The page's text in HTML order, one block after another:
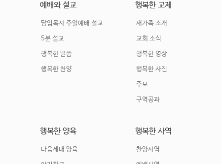
예배와 설교
담임목사 주일예배 설교
5분 설교
행복한 말씀
행복한 찬양
행복한 교제
새가족 소개
교회 소식
행복한 영상
행복한 사진
주보
구역공과
행복한 양육
다음세대 양육
행복한 사역
찬양사역